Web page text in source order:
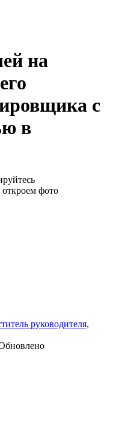
на
с
в
фото
руководителя,